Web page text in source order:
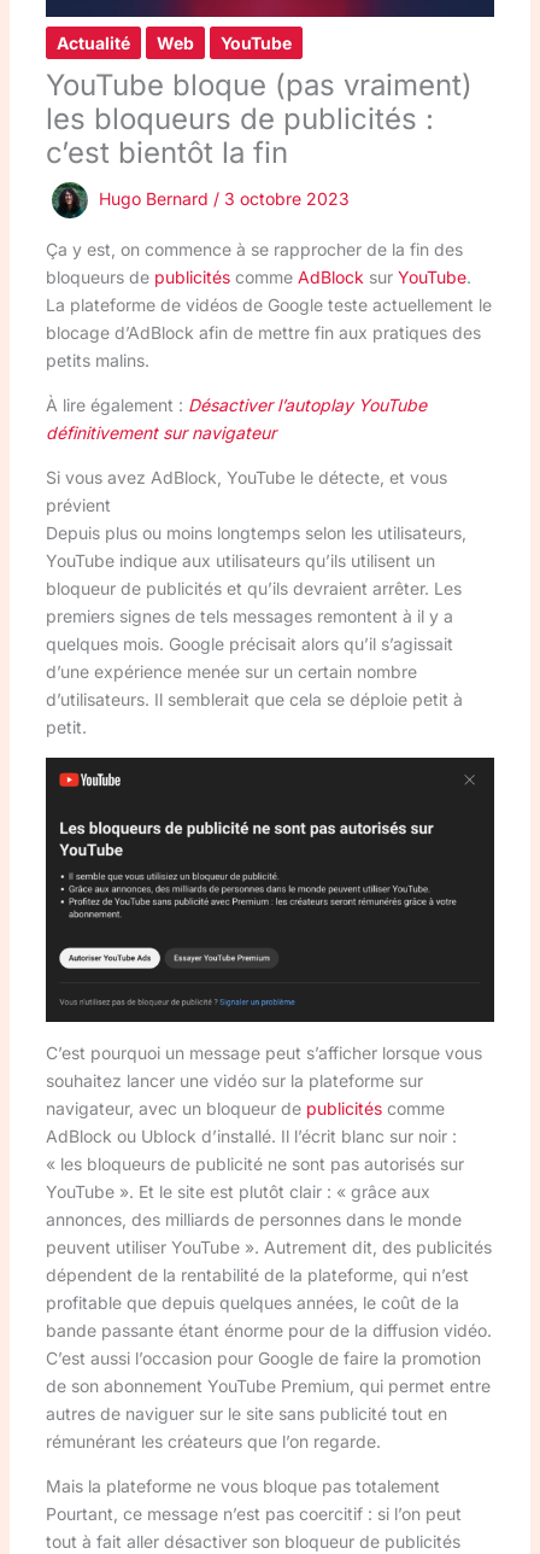
Actualité Web YouTube
YouTube bloque (pas vraiment)
les bloqueurs de publicités :
c’est bientôt la fin
Hugo Bernard / 3 octobre 2023
Ça y est, on commence à se rapprocher de la fin des
bloqueurs de publicitéscomme AdBlock sur YouTube.
La plateforme de vidéos de Google teste actuellement le
blocage d’AdBlock afin de mettre fin aux pratiques des
petits malins.
À lire également : Désactiver l’autoplay YouTube
définitivement sur navigateur
Si vous avez AdBlock, YouTube le détecte, et vous
prévient
Depuis plus ou moins longtemps selon les utilisateurs,
YouTube indique aux utilisateurs qu’ils utilisent un
bloqueur de publicités et qu’ils devraient arrêter. Les
premiers signes de tels messages remontent à il y a
quelques mois. Google précisait alors qu’il s’agissait
d’une expérience menée sur un certain nombre
d’utilisateurs. Il semblerait que cela se déploie petit à
petit.
C’est pourquoi un message peut s’afficher lorsque vous
souhaitez lancer une vidéo sur la plateforme sur
navigateur, avec un bloqueur de publicitéscomme
AdBlock ou Ublock d’installé. Il l’écrit blanc sur noir :
« les bloqueurs de publicité ne sont pas autorisés sur
YouTube ». Et le site est plutôt clair : « grâce aux
annonces, des milliards de personnes dans le monde
peuvent utiliser YouTube ». Autrement dit, des publicités
dépendent de la rentabilité de la plateforme, qui n’est
profitable que depuis quelques années, le coût de la
bande passante étant énorme pour de la diffusion vidéo.
C’est aussi l’occasion pour Google de faire la promotion
de son abonnement YouTube Premium, qui permet entre
autres de naviguer sur le site sans publicité tout en
rémunérant les créateurs que l’on regarde.
Mais la plateforme ne vous bloque pas totalement
Pourtant, ce message n’est pas coercitif : si l’on peut
tout à fait aller désactiver son bloqueur de publicités